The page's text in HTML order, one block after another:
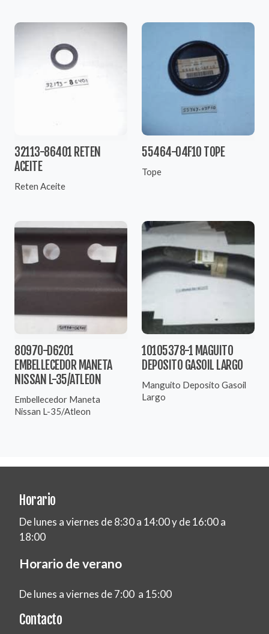
32113-86401 RETEN
ACEITE
Reten Aceite
55464-04F10 TOPE
Tope
80970-D6201
EMBELLECEDOR MANETA
NISSAN L-35/ATLEON
Embellecedor Maneta
Nissan L-35/Atleon
10105378-1 MAGUITO
DEPOSITO GASOIL LARGO
Manguito Deposito Gasoil
Largo
Horario
De lunes a viernes de 8:30 a 14:00 y de 16:00 a
18:00
Horario de verano
De lunes a viernes de 7:00 a 15:00
Contacto